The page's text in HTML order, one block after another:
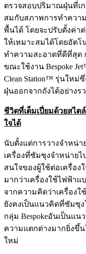
ตรวจสอบปริมาณฝุ่นที่เ
สมกับสภาพการทำควา
พื้นได้ โดยจะปรับตั้งค่า
ให้เหมาะสมได้โดยอัตโ
ทำความสะอาดที่ดีที่สุด
ขณะใช้งาน Bespoke
Clean Station™ รุ่นใหม่
ฝุ่นออกจากถังได้อย่างร
ชีวิตที่เต็มเปี่ยมด้วยสไตล์
ใจได้
นับตั้งแต่การวางจำหน่า
เครื่องที่ซัมซุงจำหน่ายไ
สนใจของผู้ใช้ต่อเครื่อ
มากว่าเครื่องใช้ไฟฟ้า
จากความคิดว่าเครื่องใ
ยังคงเป็นแนวคิดที่ซัมซุ
กลุ่ม Bespokeอันเป็นแ
ความแตกต่างมากยิ่ง
ใหม่